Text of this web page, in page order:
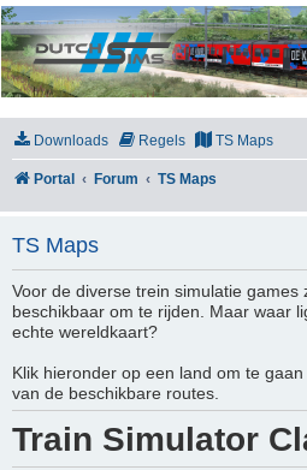
DutchSims
Downloads Regels TS Maps
Portal Forum TS Maps
TS Maps
Voor de diverse trein simulatie games
beschikbaar om te rijden. Maar waar
echte wereldkaart?
Klik hieronder op een land om te
van de beschikbare routes.
Train Simulator